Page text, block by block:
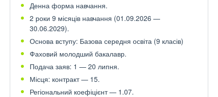
Денна форма навчання.
2 роки 9 місяців навчання (01.09.2026 —
30.06.2029).
Основа вступу: Базова середня освіта (9 класів)
Фаховий молодший бакалавр.
Подача заяв: 1 — 20 липня.
Місця: контракт — 15.
Регіональний коефіцієнт — 1.07.